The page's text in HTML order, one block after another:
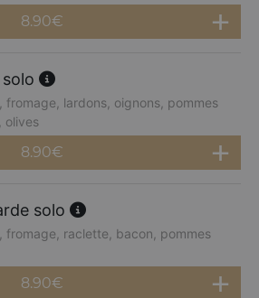
8.90€
fromage, lardons, oignons, pommes
olives
8.90€
solo
fromage, raclette, bacon, pommes
8.90€